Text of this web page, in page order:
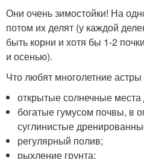
Они очень зимостойки! На
потом их делят (у каждой
быть корни и хотя бы 1-2
и осенью).
Что любят многолетние астры
открытые солнечные места
богатые гумусом почвы, в
суглинистые
регулярный полив;
рыхление грунта;